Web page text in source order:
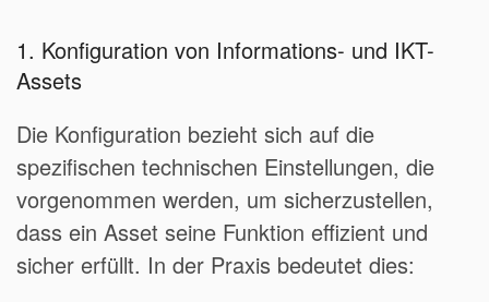
1. Konfiguration von Informations- und IKT-
Assets
Die Konfiguration bezieht sich auf die
spezifischen technischen Einstellungen, die
vorgenommen werden, um sicherzustellen,
dass ein Asset seine Funktion effizient und
sicher erfüllt. In der Praxis bedeutet dies: